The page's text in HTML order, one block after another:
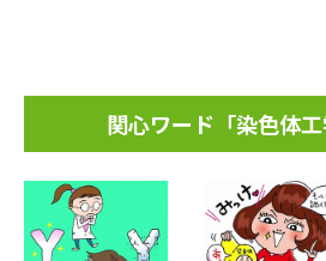
関心ワード「染色体